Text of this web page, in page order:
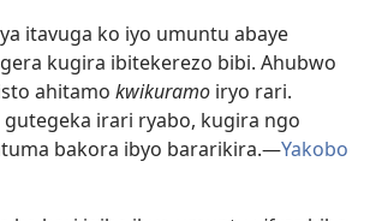
itavuga ko iyo umuntu abaye
kugira ibitekerezo bibi. Ahubwo
ahitamo kwikuramo iryo rari.
irari ryabo, kugira ngo
bakora ibyo bararikira.—Yakobo